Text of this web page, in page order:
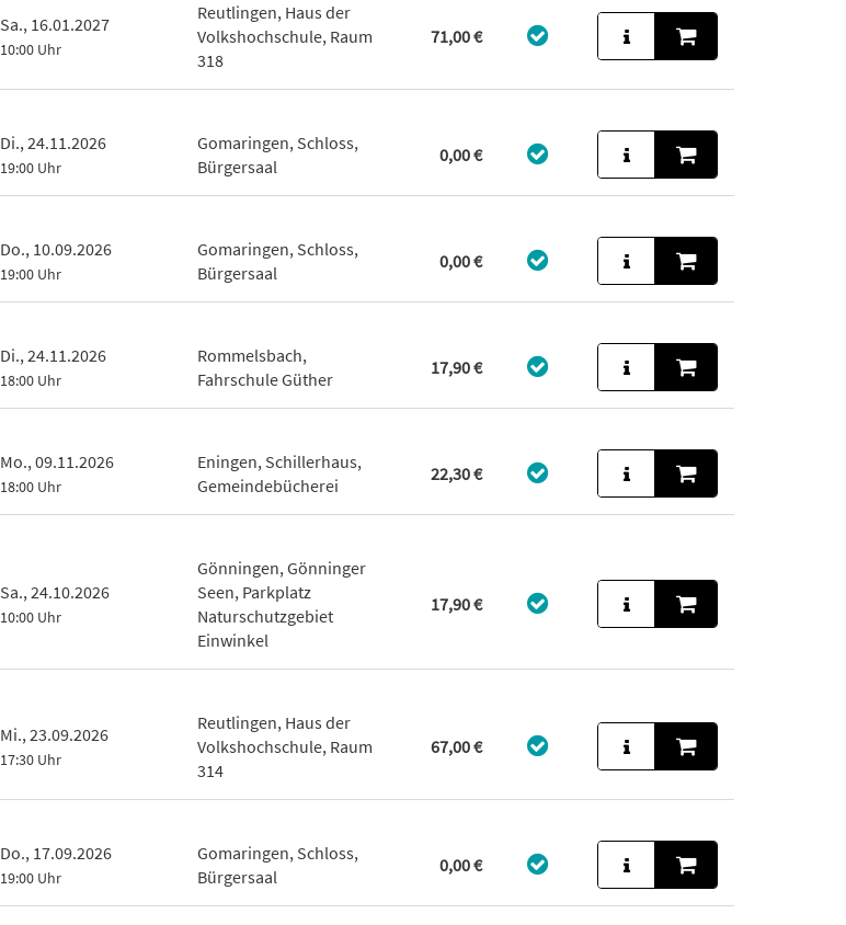
Sa., 16.01.2027
10:00 Uhr
Reutlingen, Haus der
Volkshochschule, Raum
318
71,00 €
Di., 24.11.2026
19:00 Uhr
Gomaringen, Schloss,
Bürgersaal
0,00 €
Do., 10.09.2026
19:00 Uhr
Gomaringen, Schloss,
Bürgersaal
0,00 €
Di., 24.11.2026
18:00 Uhr
Rommelsbach,
Fahrschule Güther
17,90 €
Mo., 09.11.2026
18:00 Uhr
Eningen, Schillerhaus,
Gemeindebücherei
22,30 €
Sa., 24.10.2026
10:00 Uhr
Gönningen, Gönninger
Seen, Parkplatz
Naturschutzgebiet
Einwinkel
17,90 €
Mi., 23.09.2026
17:30 Uhr
Reutlingen, Haus der
Volkshochschule, Raum
314
67,00 €
Do., 17.09.2026
19:00 Uhr
Gomaringen, Schloss,
Bürgersaal
0,00 €